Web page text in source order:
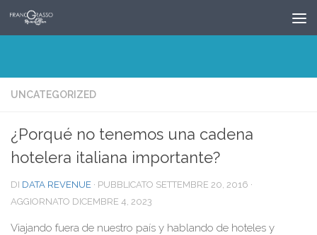
Salta al contenuto
UNCATEGORIZED
¿Porqué no tenemos una cadena
hotelera italiana importante?
DI DATA REVENUE · PUBBLICATO SETTEMBRE 20, 2016 ·
AGGIORNATO DICEMBRE 4, 2023
Viajando fuera de nuestro país y hablando de hoteles y